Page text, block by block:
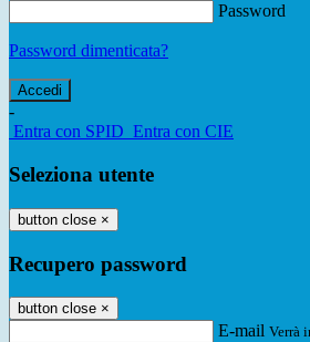
Password
Password dimenticata?
-
Entra con SPID Entra con CIE
Seleziona utente
button close ×
Recupero password
button close ×
E-mail Verrà